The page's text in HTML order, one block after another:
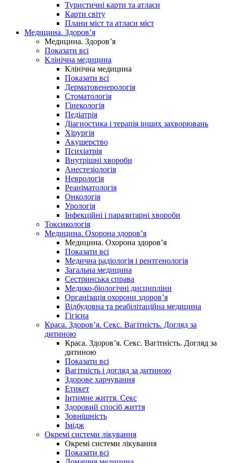
Туристичні карти та атласи
Карти світу
Плани міст та атласи міст
Медицина. Здоров’я
Медицина. Здоров’я
Показати всі
Клінічна медицина
Клінічна медицина
Показати всі
Дерматовенерологія
Стоматологія
Гінекологія
Педіатрія
Діагностика і терапія інших захворювань
Хірургія
Акушерство
Психіатрія
Внутрішні хвороби
Анестезіологія
Неврологія
Реаніматологія
Онкологія
Урологія
Інфекційні і паразитарні хвороби
Токсикологія
Медицина. Охорона здоров’я
Медицина. Охорона здоров’я
Показати всі
Медична радіологія і рентгенологія
Загальна медицина
Сестринська справа
Медико-біологічні дисципліни
Організація охорони здоров’я
Відбудовна та реабілітаційна медицина
Гігієна
Краса. Здоров’я. Секс. Вагітність. Догляд за
дитиною
Краса. Здоров’я. Секс. Вагітність. Догляд за
дитиною
Показати всі
Вагітність і догляд за дитиною
Здорове харчування
Етикет
Інтимне життя. Секс
Здоровий спосіб життя
Зовнішність
Імідж
Окремі системи лікування
Окремі системи лікування
Показати всі